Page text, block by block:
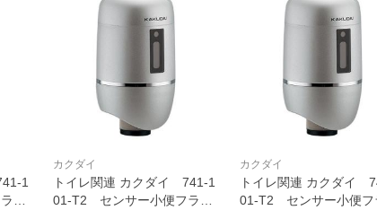
1
ッ
カクダイ
トイレ関連 カクダイ 741-1
01-T2 センサー小便フラッ
カクダイ
トイレ関連 カクダイ
01-T2 センサー小便フ